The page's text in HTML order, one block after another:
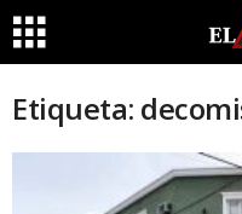
Etiqueta: